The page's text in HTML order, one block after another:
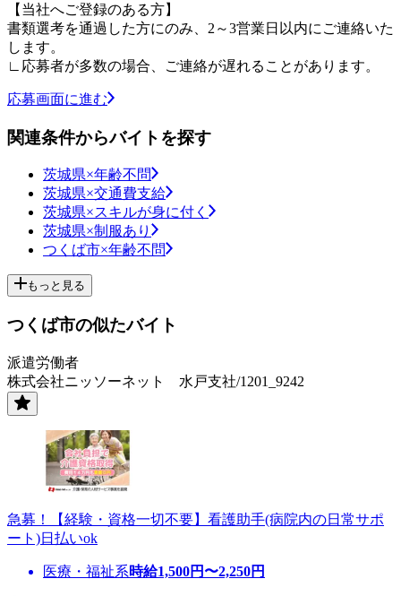
【当社へご登録のある方】
書類選考を通過した方にのみ、2～3営業日以内にご連絡いた
します。
∟応募者が多数の場合、ご連絡が遅れることがあります。
応募画面に進む
関連条件からバイトを探す
茨城県×年齢不問
茨城県×交通費支給
茨城県×スキルが身に付く
茨城県×制服あり
つくば市×年齢不問
もっと見る
つくば市の似たバイト
派遣労働者
株式会社ニッソーネット 水戸支社/1201_9242
急募！【経験・資格一切不要】看護助手(病院内の日常サポ
ート)日払いok
医療・福祉系時給1,500円〜2,250円